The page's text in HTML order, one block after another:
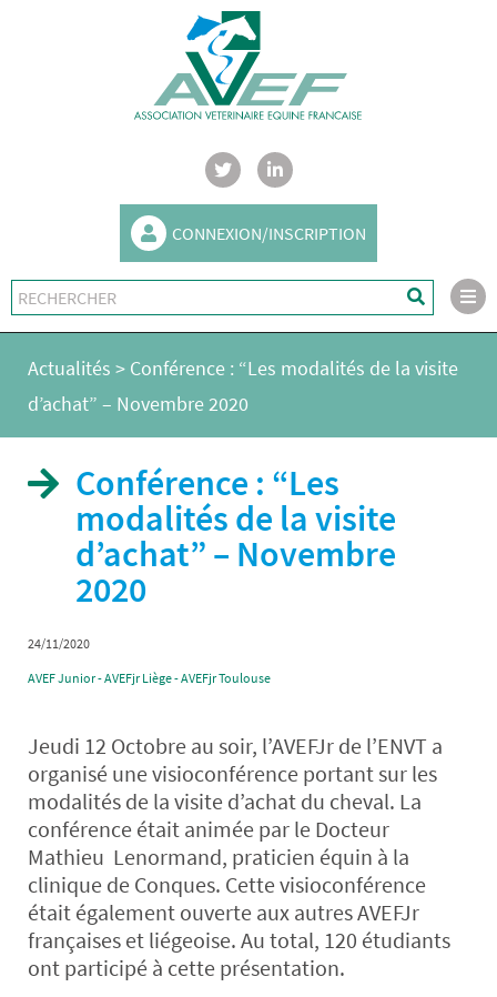
CONNEXION/INSCRIPTION
Actualités > Conférence : “Les modalités de la visite
d’achat” – Novembre 2020
Conférence : “Les
modalités de la visite
d’achat” – Novembre
2020
24/11/2020
AVEF Junior - AVEFjr Liège - AVEFjr Toulouse
Jeudi 12 Octobre au soir, l’AVEFJr de l’ENVT a
organisé une visioconférence portant sur les
modalités de la visite d’achat du cheval. La
conférence était animée par le Docteur
Mathieu Lenormand, praticien équin à la
clinique de Conques. Cette visioconférence
était également ouverte aux autres AVEFJr
françaises et liégeoise. Au total, 120 étudiants
ont participé à cette présentation.